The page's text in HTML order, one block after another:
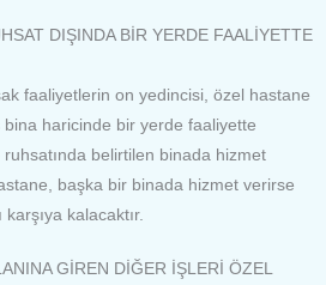
DIŞINDA BİR YERDE FAALİYETTE
faaliyetlerin on yedincisi, özel hastane
haricinde bir yerde faaliyette
ruhsatında belirtilen binada hizmet
başka bir binada hizmet verirse
kalacaktır.
GİREN DİĞER İŞLERİ ÖZEL